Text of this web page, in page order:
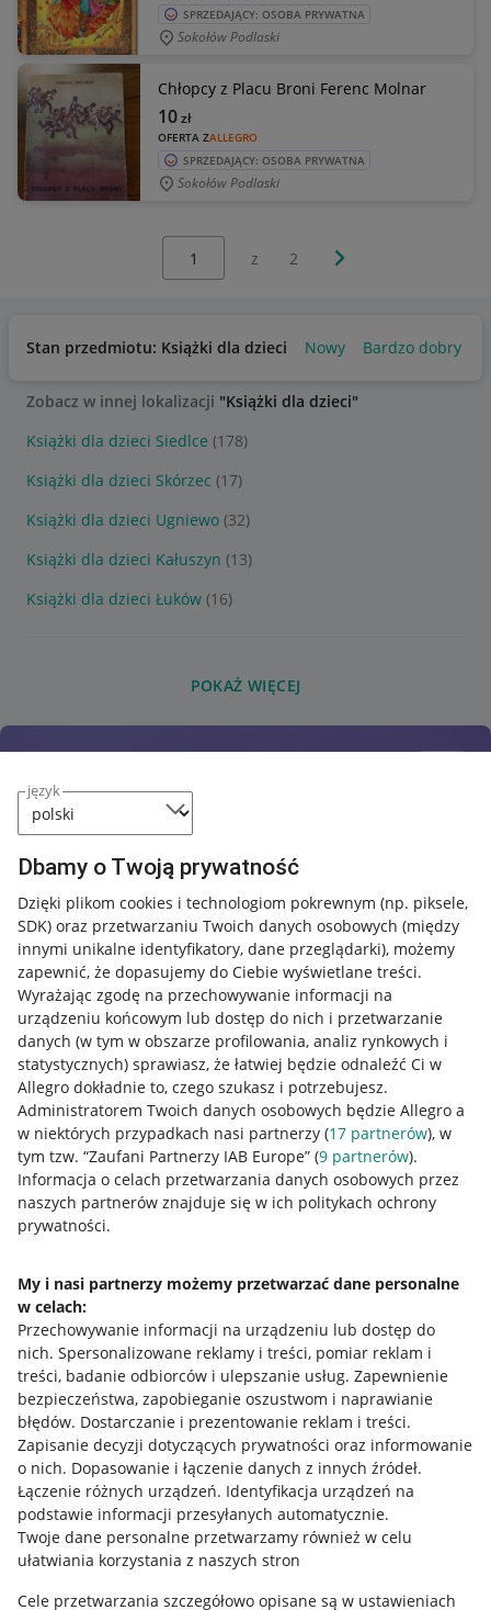
język
Dbamy o Twoją prywatność
Dzięki plikom cookies i technologiom pokrewnym (np. piksele,
SDK) oraz przetwarzaniu Twoich danych osobowych (między
innymi unikalne identyfikatory, dane przeglądarki), możemy
zapewnić, że dopasujemy do Ciebie wyświetlane treści.
Wyrażając zgodę na przechowywanie informacji na
urządzeniu końcowym lub dostęp do nich i przetwarzanie
danych (w tym w obszarze profilowania, analiz rynkowych i
statystycznych) sprawiasz, że łatwiej będzie odnaleźć Ci w
Allegro dokładnie to, czego szukasz i potrzebujesz.
Administratorem Twoich danych osobowych będzie Allegro a
w niektórych przypadkach nasi partnerzy (17 partnerów), w
tym tzw. “Zaufani Partnerzy IAB Europe” (9 partnerów).
Informacja o celach przetwarzania danych osobowych przez
naszych partnerów znajduje się w ich politykach ochrony
prywatności.
My i nasi partnerzy możemy przetwarzać dane personalne
w celach:
Przechowywanie informacji na urządzeniu lub dostęp do
nich. Spersonalizowane reklamy i treści, pomiar reklam i
treści, badanie odbiorców i ulepszanie usług. Zapewnienie
bezpieczeństwa, zapobieganie oszustwom i naprawianie
błędów. Dostarczanie i prezentowanie reklam i treści.
Zapisanie decyzji dotyczących prywatności oraz informowanie
o nich. Dopasowanie i łączenie danych z innych źródeł.
Łączenie różnych urządzeń. Identyfikacja urządzeń na
podstawie informacji przesyłanych automatycznie.
Twoje dane personalne przetwarzamy również w celu
ułatwiania korzystania z naszych stron
Cele przetwarzania szczegółowo opisane są w ustawieniach
SPRZEDAJĄCY: OSOBA PRYWATNA
Sokołów Podlaski
Chłopcy z Placu Broni Ferenc Molnar
OFERTA ZALLEGRO
10zł
SPRZEDAJĄCY: OSOBA PRYWATNA
Sokołów Podlaski
z 2 Następna strona
Stan przedmiotu: Książki dla dzieci Nowy Bardzo dobry
Zobacz w innej lokalizacji "Książki dla dzieci"
Książki dla dzieci Siedlce (178)
Książki dla dzieci Skórzec (17)
Książki dla dzieci Ugniewo (32)
Książki dla dzieci Kałuszyn (13)
Książki dla dzieci Łuków (16)
POKAŻ WIĘCEJ
Przydatne informacje
Jak to działa
Allegro Gadane dla sprzedających
Allegro Gadane dla kupujących
Mapa miejscowości
Informacje prawne
Regulamin
Polityka plików "cookies"
Ustawienia plików "cookies"
Udostępnianie lokalizacji